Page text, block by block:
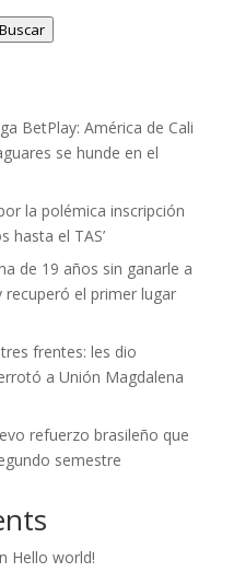
Buscar
BetPlay: América de Cali
se hunde en el
la polémica inscripción
hasta el TAS’
de 19 años sin ganarle a
recuperó el primer lugar
frentes: les dio
a Unión Magdalena
refuerzo brasileño que
semestre
Hello world!